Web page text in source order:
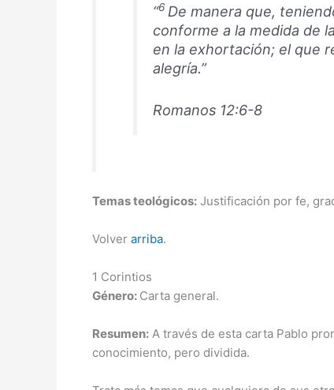
“6 De manera que,
conforme a la medida de
en la exhortación; el que
alegría.”
Romanos 12:6-8
Temas teológicos: Justificación por fe,
Volver arriba.
1 Corintios
Género: Carta general.
Resumen: A través de esta carta Pablo
conocimiento, pero dividida.